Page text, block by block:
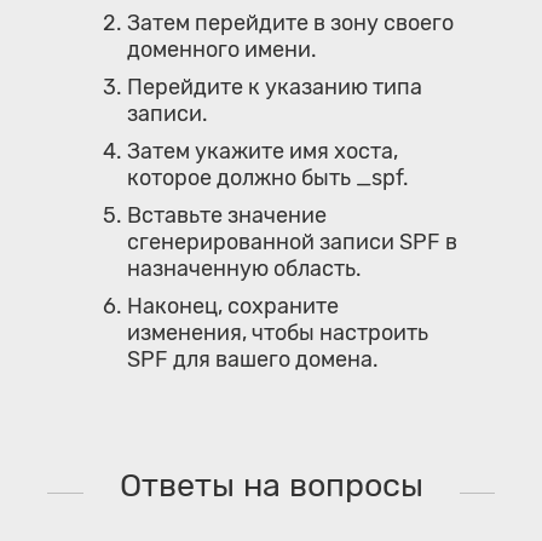
Затем перейдите в зону своего
доменного имени.
Перейдите к указанию типа
записи.
Затем укажите имя хоста,
которое должно быть _spf.
Вставьте значение
сгенерированной записи SPF в
назначенную область.
Наконец, сохраните
изменения, чтобы настроить
SPF для вашего домена.
Ответы на вопросы